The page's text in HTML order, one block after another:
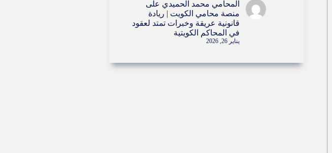
المحامي محمد الحميدي على
منصة محامي الكويت | ريادة
قانونية عريقة وخبرات تمتد لعقود
في المحاكم الكويتية
يناير 26, 2026